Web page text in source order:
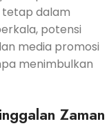
tetap dalam
potensi
media promosi
menimbulkan
Zaman